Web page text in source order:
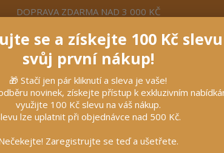
DOPRAVA ZDARMA NAD 3 000 KČ
Více Nevíte si rady? Zavolejte. +420
Vybavení stájí
se a získejte 100 Kč
svůj první nákup!
🎁 Stačí jen pár kliknutí a sleva je vaše!
novinek, získejte přístup k exkluzivním
využijte 100 Kč slevu na váš nákup.
lze uplatnit při objednávce nad 500 Kč.
Zaregistrujte se teď a ušetřete.